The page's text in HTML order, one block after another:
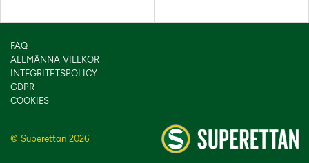
© Superettan 2026
FAQ
ALLMÄNNA VILLKOR
INTEGRITETSPOLICY
GDPR
COOKIES